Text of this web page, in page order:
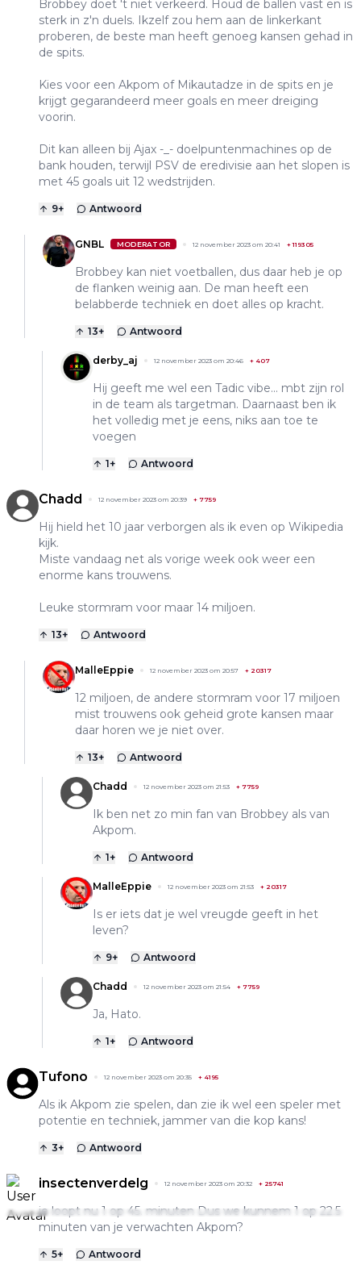
Brobbey doet 't niet verkeerd. Houd de ballen vast en is
sterk in z'n duels. Ikzelf zou hem aan de linkerkant
proberen, de beste man heeft genoeg kansen gehad in
de spits.
Kies voor een Akpom of Mikautadze in de spits en je
krijgt gegarandeerd meer goals en meer dreiging
voorin.
Dit kan alleen bij Ajax -_- doelpuntenmachines op de
bank houden, terwijl PSV de eredivisie aan het slopen is
met 45 goals uit 12 wedstrijden.
9+ Antwoord
GNBL MODERATOR 12 november 2023 om 20:41 +119305
Brobbey kan niet voetballen, dus daar heb je op
de flanken weinig aan. De man heeft een
belabberde techniek en doet alles op kracht.
13+ Antwoord
derby_aj 12 november 2023 om 20:46 + 407
Hij geeft me wel een Tadic vibe... mbt zijn rol
in de team als targetman. Daarnaast ben ik
het volledig met je eens, niks aan toe te
voegen
1+ Antwoord
Chadd 12 november 2023 om 20:39 + 7759
Hij hield het 10 jaar verborgen als ik even op Wikipedia
kijk.
Miste vandaag net als vorige week ook weer een
enorme kans trouwens.
Leuke stormram voor maar 14 miljoen.
13+ Antwoord
MalleEppie 12 november 2023 om 20:57 + 20317
12 miljoen, de andere stormram voor 17 miljoen
mist trouwens ook geheid grote kansen maar
daar horen we je niet over.
13+ Antwoord
Chadd 12 november 2023 om 21:53 + 7759
Ik ben net zo min fan van Brobbey als van
Akpom.
1+ Antwoord
MalleEppie 12 november 2023 om 21:53 + 20317
Is er iets dat je wel vreugde geeft in het
leven?
9+ Antwoord
Chadd 12 november 2023 om 21:54 + 7759
Ja, Hato.
1+ Antwoord
Tufono 12 november 2023 om 20:35 + 4195
Als ik Akpom zie spelen, dan zie ik wel een speler met
potentie en techniek, jammer van die kop kans!
3+ Antwoord
insectenverdelg 12 november 2023 om 20:32 + 25741
je loopt nu 1 op 45. minuten Dus we kunnem 1 op 22.5
minuten van je verwachten Akpom?
5+ Antwoord